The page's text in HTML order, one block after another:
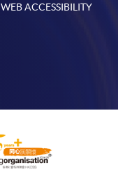
WEB ACCESSIBILITY